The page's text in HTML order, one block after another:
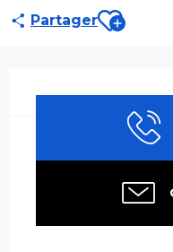
PartagerAjouter